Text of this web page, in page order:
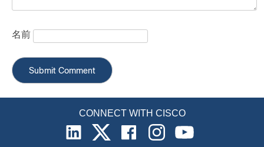
名前
CONNECT WITH CISCO